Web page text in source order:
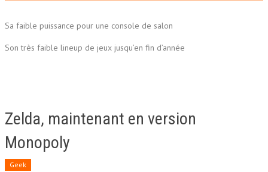
Sa faible puissance pour une console de salon
Son très faible lineup de jeux jusqu’en fin d’année
Zelda, maintenant en version
Monopoly
Geek